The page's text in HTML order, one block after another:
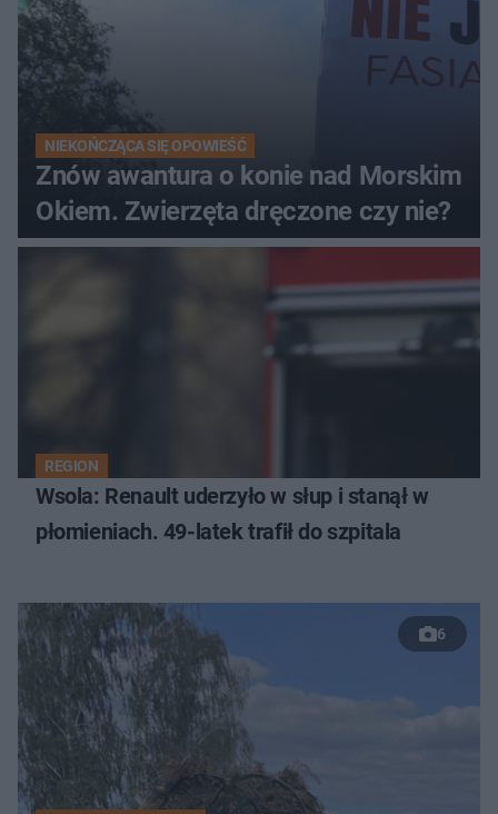
NIEKOŃCZĄCA SIĘ OPOWIEŚĆ
Znów awantura o konie nad Morskim
Okiem. Zwierzęta dręczone czy nie?
REGION
Wsola: Renault uderzyło w słup i stanął w
płomieniach. 49-latek trafił do szpitala
6